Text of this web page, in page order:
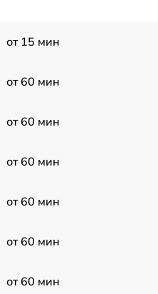
от 15 мин
от 60 мин
от 60 мин
от 60 мин
от 60 мин
от 60 мин
от 60 мин